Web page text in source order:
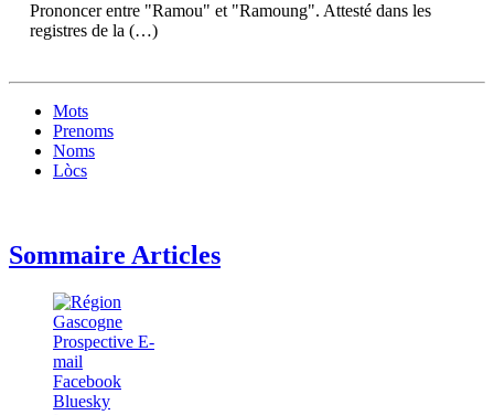
Prononcer entre "Ramou" et "Ramoung". Attesté dans les
registres de la (…)
Mots
Prenoms
Noms
Lòcs
Sommaire Articles